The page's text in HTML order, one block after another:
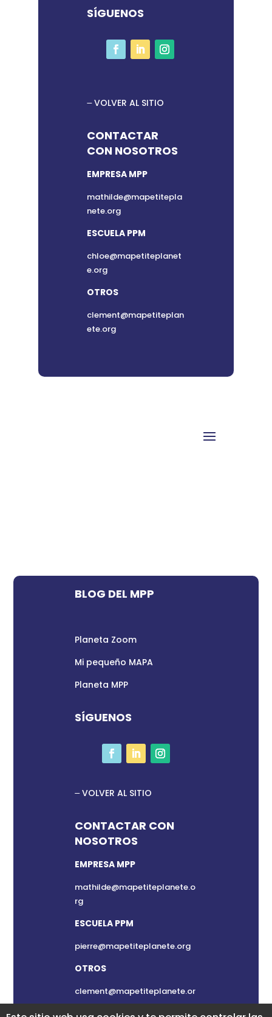
SÍGUENOS
VOLVER AL SITIO
CONTACTAR
CON NOSOTROS
EMPRESA MPP
mathilde@mapetitepla
nete.org
ESCUELA PPM
chloe@mapetiteplanet
e.org
OTROS
clement@mapetiteplan
ete.org
BLOG DEL MPP
Planeta Zoom
Mi pequeño MAPA
Planeta MPP
SÍGUENOS
VOLVER AL SITIO
CONTACTAR CON
NOSOTROS
EMPRESA MPP
mathilde@mapetiteplanete.o
rg
ESCUELA PPM
pierre@mapetiteplanete.org
OTROS
clement@mapetiteplanete.or
g